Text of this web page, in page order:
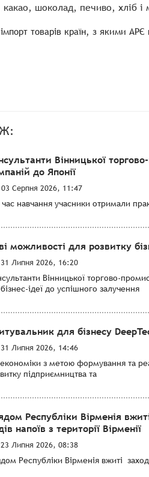
какао, шоколад, печиво, хліб
товарів країн, з якими АРЄ
Вінницької
до Японії
Серпня 2026, 11:47
час навчання учасники отримали
можливості для розвитку
Липня 2026, 16:20
Вінницької торгово-
бізнес-ідеї до успішного залучення
для бізнесу
Липня 2026, 14:46
з метою формування та
підприємництва та
Республіки Вірменія
напоїв з території Вірменії
Липня 2026, 08:38
Республіки Вірменія вжиті